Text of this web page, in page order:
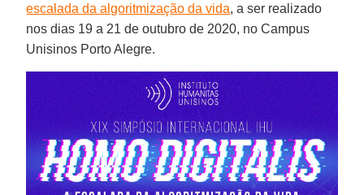
escalada da algoritmização da vida, a ser realizado
nos dias 19 a 21 de outubro de 2020, no Campus
Unisinos Porto Alegre.